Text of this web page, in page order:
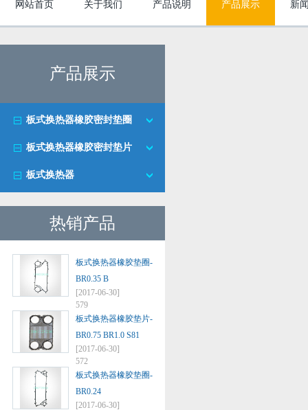
网站首页 关于我们 产品说明 产品展示 新
产品展示
板式换热器橡胶密封垫圈
板式换热器橡胶密封垫片
板式换热器
热销产品
板式换热器橡胶垫圈-
BR0.35 B
[2017-06-30]
579
板式换热器橡胶垫片-
BR0.75 BR1.0 S81
[2017-06-30]
572
板式换热器橡胶垫圈-
BR0.24
[2017-06-30]